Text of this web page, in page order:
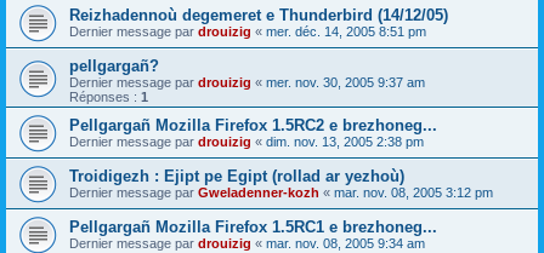
Reizhadennoù degemeret e Thunderbird (14/12/05)
Dernier message par drouizig « mer. déc. 14, 2005 8:51 pm
pellgargañ?
Dernier message par drouizig « mer. nov. 30, 2005 9:37 am
Réponses : 1
Pellgargañ Mozilla Firefox 1.5RC2 e brezhoneg...
Dernier message par drouizig « dim. nov. 13, 2005 2:38 pm
Troidigezh : Ejipt pe Egipt (rollad ar yezhoù)
Dernier message par Gweladenner-kozh « mar. nov. 08, 2005 3:12 pm
Pellgargañ Mozilla Firefox 1.5RC1 e brezhoneg...
Dernier message par drouizig « mar. nov. 08, 2005 9:34 am